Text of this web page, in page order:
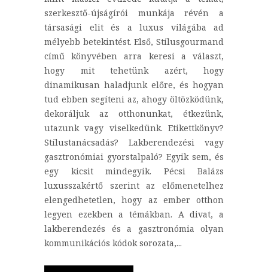
szerkesztő-újságírói munkája révén a
társasági elit és a luxus világába ad
mélyebb betekintést. Első, Stílusgourmand
című könyvében arra keresi a választ,
hogy mit tehetünk azért, hogy
dinamikusan haladjunk előre, és hogyan
tud ebben segíteni az, ahogy öltözködünk,
dekoráljuk az otthonunkat, étkezünk,
utazunk vagy viselkedünk. Etikettkönyv?
Stílustanácsadás? Lakberendezési vagy
gasztronómiai gyorstalpaló? Egyik sem, és
egy kicsit mindegyik. Pécsi Balázs
luxusszakértő szerint az előmenetelhez
elengedhetetlen, hogy az ember otthon
legyen ezekben a témákban. A divat, a
lakberendezés és a gasztronómia olyan
kommunikációs kódok sorozata,...